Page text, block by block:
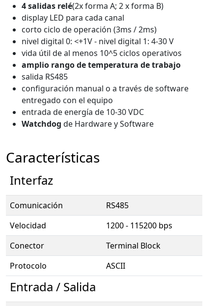
4 salidas relé(2x forma A; 2 x forma B)
display LED para cada canal
corto ciclo de operación (3ms / 2ms)
nivel digital 0: <+1V - nivel digital 1: 4-30 V
vida útil de al menos 10^5 ciclos operativos
amplio rango de temperatura de trabajo
salida RS485
configuración manual o a través de software
entregado con el equipo
entrada de energía de 10-30 VDC
Watchdog de Hardware y Software
Características
Interfaz
Comunicación
RS485
Velocidad
1200 - 115200 bps
Conector
Terminal Block
Protocolo
ASCII
Entrada / Salida